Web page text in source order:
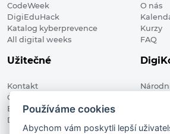
CodeWeek
DigiEduHack
Katalog kyberprevence
All digital weeks
O nás
Kurzy
FAQ
Užitečné
Kontakt
Členské organizace
Blog
Digitalizace ve vzdělávání
Používáme cookies
Abychom vám poskytli lepší